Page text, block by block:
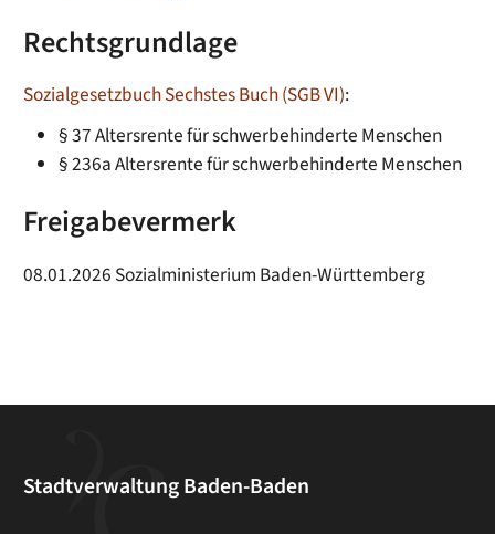
Rechtsgrundlage
Sozialgesetzbuch Sechstes Buch (SGB VI):
§ 37 Altersrente für schwerbehinderte Menschen
§ 236a Altersrente für schwerbehinderte Menschen
Freigabevermerk
08.01.2026 Sozialministerium Baden-Württemberg
Stadtverwaltung Baden-Baden